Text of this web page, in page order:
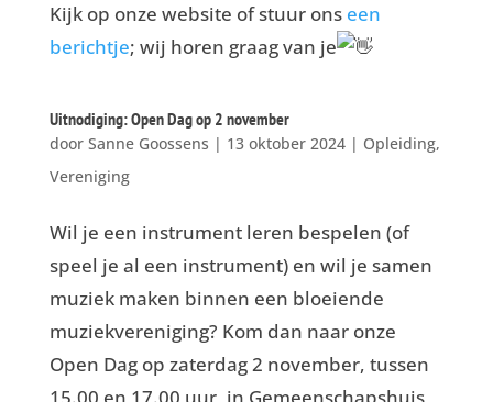
Kijk op onze website of stuur ons een
berichtje; wij horen graag van je
Uitnodiging: Open Dag op 2 november
door Sanne Goossens | 13 oktober 2024| Opleiding,
Vereniging
Wil je een instrument leren bespelen (of
speel je al een instrument) en wil je samen
muziek maken binnen een bloeiende
muziekvereniging? Kom dan naar onze
Open Dag op zaterdag 2 november, tussen